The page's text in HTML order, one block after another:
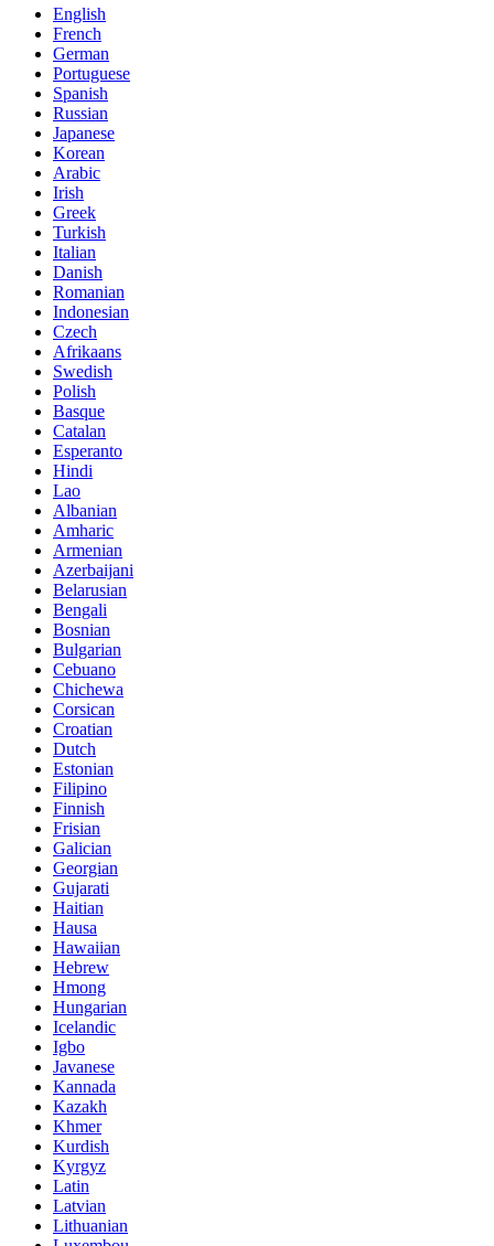
English
French
German
Portuguese
Spanish
Russian
Japanese
Korean
Arabic
Irish
Greek
Turkish
Italian
Danish
Romanian
Indonesian
Czech
Afrikaans
Swedish
Polish
Basque
Catalan
Esperanto
Hindi
Lao
Albanian
Amharic
Armenian
Azerbaijani
Belarusian
Bengali
Bosnian
Bulgarian
Cebuano
Chichewa
Corsican
Croatian
Dutch
Estonian
Filipino
Finnish
Frisian
Galician
Georgian
Gujarati
Haitian
Hausa
Hawaiian
Hebrew
Hmong
Hungarian
Icelandic
Igbo
Javanese
Kannada
Kazakh
Khmer
Kurdish
Kyrgyz
Latin
Latvian
Lithuanian